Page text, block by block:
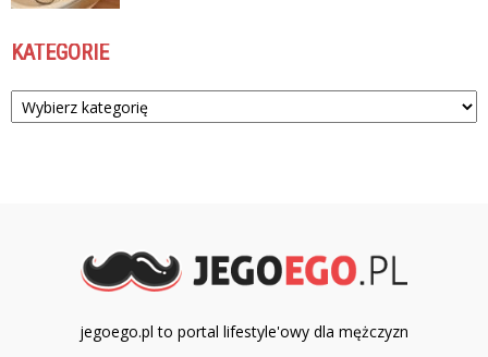
KATEGORIE
Kategorie
jegoego.pl to portal lifestyle'owy dla mężczyzn